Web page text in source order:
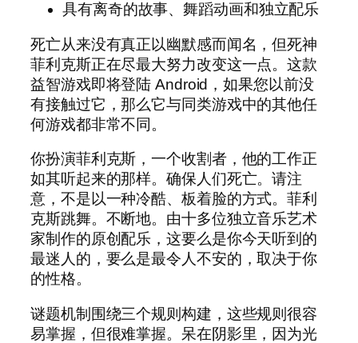
具有离奇的故事、舞蹈动画和独立配乐
死亡从来没有真正以幽默感而闻名，但死神
菲利克斯正在尽最大努力改变这一点。这款
益智游戏即将登陆 Android，如果您以前没
有接触过它，那么它与同类游戏中的其他任
何游戏都非常不同。
你扮演菲利克斯，一个收割者，他的工作正
如其听起来的那样。确保人们死亡。请注
意，不是以一种冷酷、板着脸的方式。菲利
克斯跳舞。不断地。由十多位独立音乐艺术
家制作的原创配乐，这要么是你今天听到的
最迷人的，要么是最令人不安的，取决于你
的性格。
谜题机制围绕三个规则构建，这些规则很容
易掌握，但很难掌握。呆在阴影里，因为光